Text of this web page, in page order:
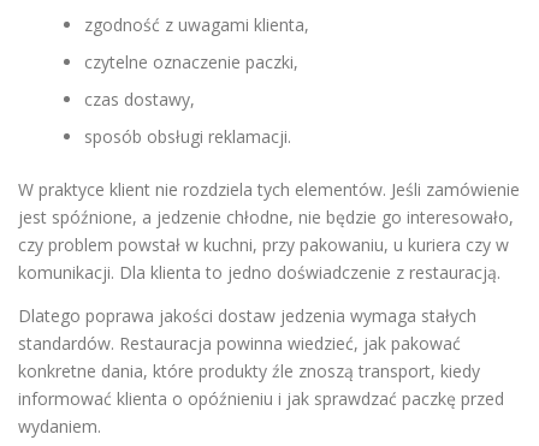
zgodność z uwagami klienta,
czytelne oznaczenie paczki,
czas dostawy,
sposób obsługi reklamacji.
W praktyce klient nie rozdziela tych elementów. Jeśli zamówienie
jest spóźnione, a jedzenie chłodne, nie będzie go interesowało,
czy problem powstał w kuchni, przy pakowaniu, u kuriera czy w
komunikacji. Dla klienta to jedno doświadczenie z restauracją.
Dlatego poprawa jakości dostaw jedzenia wymaga stałych
standardów. Restauracja powinna wiedzieć, jak pakować
konkretne dania, które produkty źle znoszą transport, kiedy
informować klienta o opóźnieniu i jak sprawdzać paczkę przed
wydaniem.